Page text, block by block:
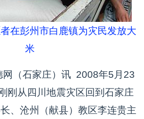
在彭州市白鹿镇为灾民发放大
米
（石家庄）讯 2008年5月23
刚从四川地震灾区回到石家庄
、沧州（献县）教区李连贵主